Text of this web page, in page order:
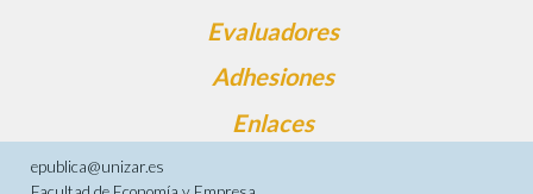
Evaluadores
Adhesiones
Enlaces
epublica@unizar.es